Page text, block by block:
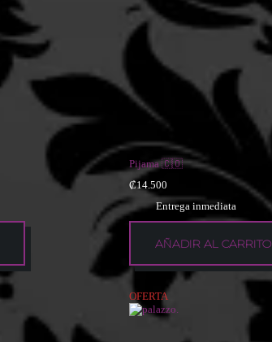
Pijama 🇨🇴
₡14.500
Entrega inmediata
AÑADIR AL CARRITO
OFERTA